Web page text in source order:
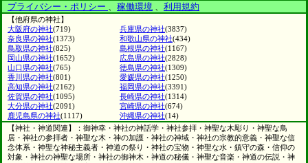
プライバシー・ポリシー
稼働環境 利用規約
【他府県の神社】
大阪府の神社(719) 兵庫県の神社(3837)
奈良県の神社(1373) 和歌山県の神社(434)
鳥取県の神社(825) 島根県の神社(1167)
岡山県の神社(1652) 広島県の神社(2828)
山口県の神社(765) 徳島県の神社(1309)
香川県の神社(801) 愛媛県の神社(1250)
高知県の神社(2162) 福岡県の神社(3391)
佐賀県の神社(1095) 長崎県の神社(1314)
大分県の神社(2091) 宮崎県の神社(674)
鹿児島県の神社(1117) 沖縄県の神社(14)
【神社・神道関連】：御神幸・神社の神話学・神社参拝・神聖な木彫り・神聖な鳥
居・神社の参拝者・神聖な木・神の加護・神社の神域・神社の宗教的意義・神聖な信
念体系・神聖な神秘主義者・神道の祭り・神社の宝物・神聖な水・鎮守の森・信仰の
対象・神社の神聖な場所・神社の御神木・神道の秘儀・神聖な音楽・神道の伝説・神